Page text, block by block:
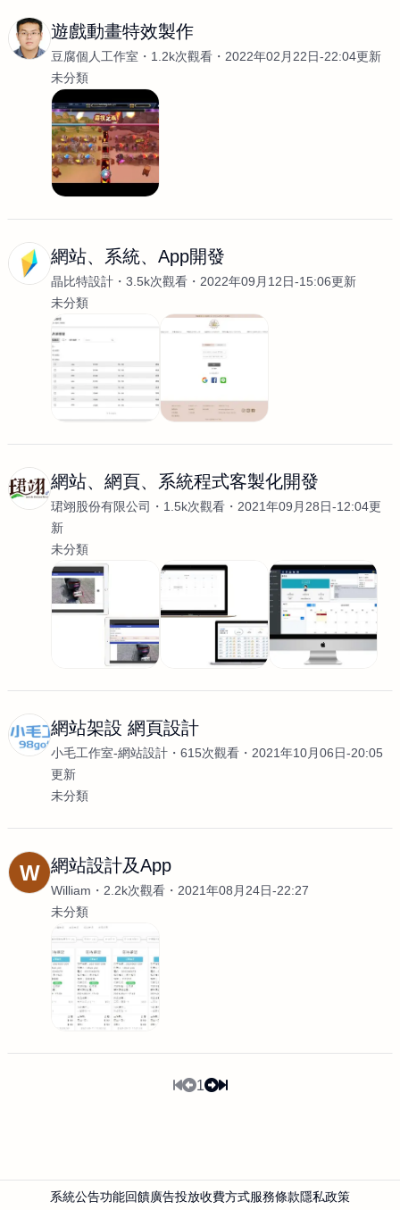
遊戲動畫特效製作
豆腐個人工作室 1.2k次觀看
2022年02月22日-22:04更新
未分類
網站、系統、App開發
晶比特設計 3.5k次觀看
2022年09月12日-15:06更新
未分類
網站、網頁、系統程式客製化開發
珺翊股份有限公司 1.5k次觀看
2021年09月28日-12:04更
新
未分類
網站架設 網頁設計
小毛工作室-網站設計 615次觀看
2021年10月06日-20:05
更新
未分類
W 網站設計及App
William 2.2k次觀看
2021年08月24日-22:27
未分類
1
系統公告功能回饋廣告投放收費方式服務條款隱私政策